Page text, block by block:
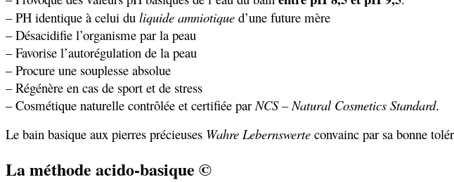
– PH identique à celui du liquide amniotique d’une future mère
– Désacidifie l’organisme par la peau
– Favorise l’autorégulation de la peau
– Procure une souplesse absolue
– Régénère en cas de sport et de stress
– Cosmétique naturelle contrôlée et certifiée par NCS – Natural Cosmetics Standard.
Le bain basique aux pierres précieuses Wahre Lebernswerte convainc par sa bonne
La méthode acido-basique ©